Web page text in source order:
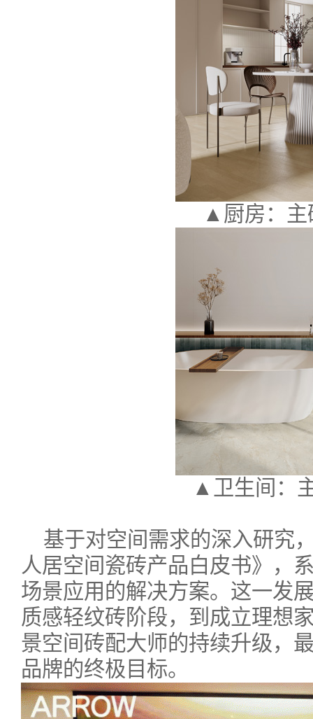
▲厨房：主
▲卫生间：
基于对空间需求的深入研究
人居空间瓷砖产品白皮书》，
场景应用的解决方案。这一发
质感轻纹砖阶段，到成立理想
景空间砖配大师的持续升级，
品牌的终极目标。